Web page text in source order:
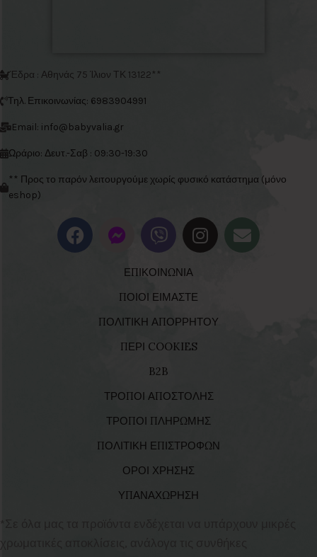
Έδρα : Αθηνάς 75 Ίλιον ΤΚ 13122**
Τηλ. Επικοινωνίας: 6983904991
Email: info@babyvalia.gr
Ωράριο: Δευτ.-Σαβ : 09:30-19:30
** Προς το παρόν λειτουργούμε χωρίς φυσικό κατάστημα (μόνο
eshop)
ΕΠΙΚΟΙΝΩΝΙΑ
ΠΟΙΟΙ ΕΙΜΑΣΤΕ
ΠΟΛΙΤΙΚΗ ΑΠΟΡΡΗΤΟΥ
ΠΕΡΙ COOKIES
B2B
ΤΡΟΠΟΙ ΑΠΟΣΤΟΛΗΣ
ΤΡΟΠΟΙ ΠΛΗΡΩΜΗΣ
ΠΟΛΙΤΙΚΗ ΕΠΙΣΤΡΟΦΩΝ
ΟΡΟΙ ΧΡΗΣΗΣ
ΥΠΑΝΑΧΩΡΗΣΗ
χρωματικές αποκλίσεις, ανάλογα τις συνθήκες